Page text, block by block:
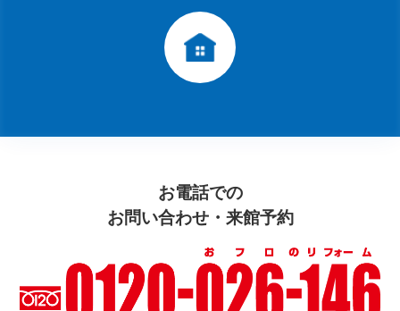
お電話での
お問い合わせ・来館予約